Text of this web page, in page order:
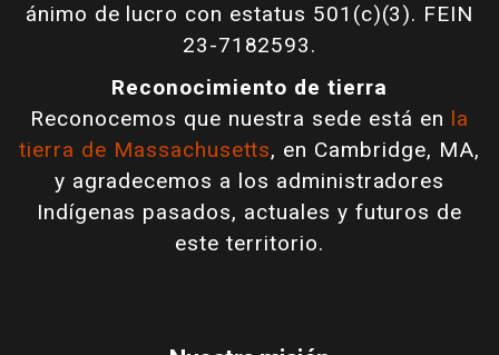
ánimo de lucro con estatus 501(c)(3). FEIN
23-7182593.
Reconocimiento de tierra
Reconocemos que nuestra sede está en la
tierra de Massachusetts, en Cambridge, MA,
y agradecemos a los administradores
Indígenas pasados, actuales y futuros de
este territorio.